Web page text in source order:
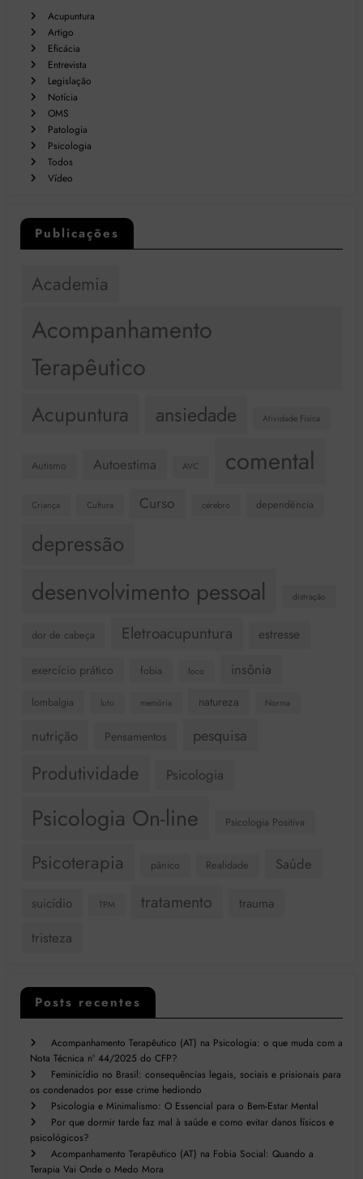
Acupuntura
Artigo
Eficácia
Entrevista
Legislação
Notícia
OMS
Patologia
Psicologia
Todos
Vídeo
Publicações
Academia
Acompanhamento
Terapêutico
Acupuntura ansiedade Atividade Física
Autismo Autoestima AVC comental
Criança Cultura Curso cérebro dependência
depressão
desenvolvimento pessoal distração
dor de cabeça Eletroacupuntura estresse
exercício prático fobia foco insônia
lombalgia luto memória natureza Norma
nutrição Pensamentos pesquisa
Produtividade Psicologia
Psicologia On-line Psicologia Positiva
Psicoterapia pânico Realidade Saúde
suicídio TPM tratamento trauma
tristeza
Posts recentes
Acompanhamento Terapêutico (AT) na Psicologia: o que muda com a
Nota Técnica nº 44/2025 do CFP?
Feminicídio no Brasil: consequências legais, sociais e prisionais para
os condenados por esse crime hediondo
Psicologia e Minimalismo: O Essencial para o Bem-Estar Mental
Por que dormir tarde faz mal à saúde e como evitar danos físicos e
psicológicos?
Acompanhamento Terapêutico (AT) na Fobia Social: Quando a
Terapia Vai Onde o Medo Mora